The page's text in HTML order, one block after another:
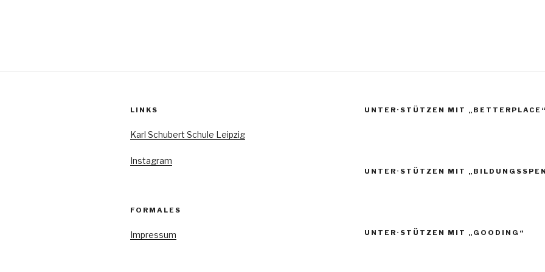
LINKS
Karl Schubert Schule Leipzig
Instagram
FORMALES
Impressum
UNTER·STÜTZEN MIT „BETTERPLACE“
UNTER·STÜTZEN MIT
UNTER·STÜTZEN MIT „GOODING“